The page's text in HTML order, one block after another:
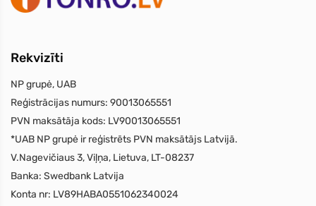
Rekvizīti
NP grupė, UAB
Reģistrācijas numurs: 90013065551
PVN maksātāja kods: LV90013065551
*UAB NP grupė ir reģistrēts PVN maksātājs Latvijā.
V.Nagevičiaus 3, Viļņa, Lietuva, LT-08237
Banka: Swedbank Latvija
Konta nr: LV89HABA0551062340024